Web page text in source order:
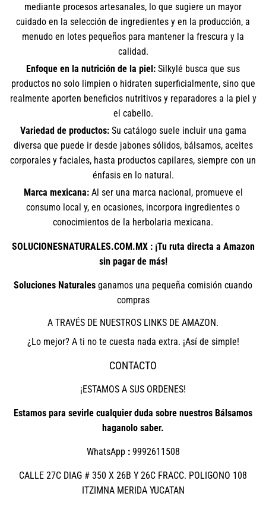
mediante procesos artesanales, lo que sugiere un mayor
cuidado en la selección de ingredientes y en la producción, a
menudo en lotes pequeños para mantener la frescura y la
calidad.
Enfoque en la nutrición de la piel: Silkylé busca que sus
productos no solo limpien o hidraten superficialmente, sino que
realmente aporten beneficios nutritivos y reparadores a la piel y
el cabello.
Variedad de productos:Su catálogo suele incluir una gama
diversa que puede ir desde jabones sólidos, bálsamos, aceites
corporales y faciales, hasta productos capilares, siempre con un
énfasis en lo natural.
Marca mexicana:Al ser una marca nacional, promueve el
consumo local y, en ocasiones, incorpora ingredientes o
conocimientos de la herbolaria mexicana.
SOLUCIONESNATURALES.COM.MX : ¡Tu ruta directa a Amazon
sin pagar de más!
Soluciones Naturales ganamos una pequeña comisión cuando
compras
A TRAVÉS DE NUESTROS LINKS DE AMAZON.
¿Lo mejor? A ti no te cuesta nada extra. ¡Así de simple!
CONTACTO
¡ESTAMOS A SUS ORDENES!
Estamos para sevirle cualquier duda sobre nuestros Bálsamos
haganolo saber.
WhatsApp : 9992611508
CALLE 27C DIAG # 350 X 26B Y 26C FRACC. POLIGONO 108
ITZIMNA MERIDA YUCATAN